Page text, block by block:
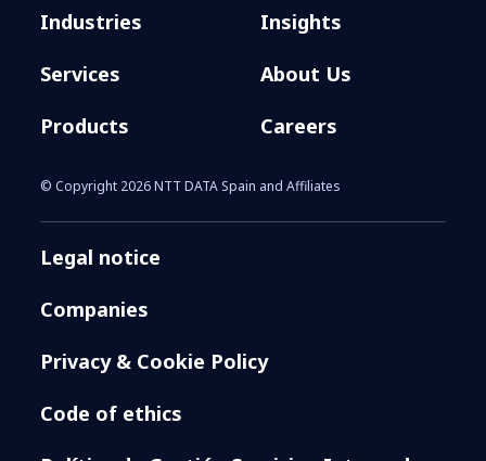
Industries
Services
Products
Insights
About Us
Careers
© Copyright 2026 NTT DATA Spain and Affiliates
Legal notice
Companies
Privacy & Cookie Policy
Code of ethics